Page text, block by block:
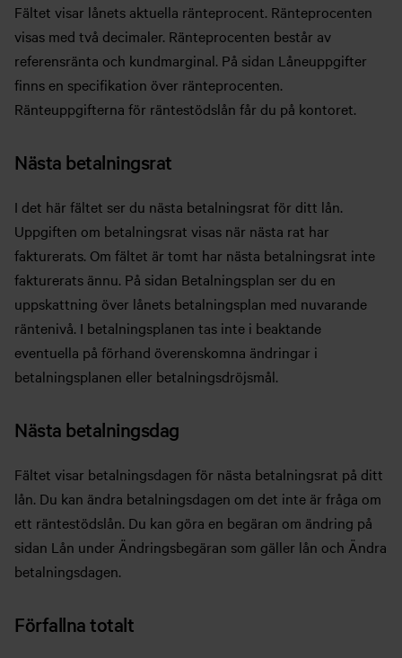
Fältet visar lånets aktuella ränteprocent. Ränteprocenten
visas med två decimaler. Ränteprocenten består av
referensränta och kundmarginal. På sidan Låneuppgifter
finns en specifikation över ränteprocenten.
Ränteuppgifterna för räntestödslån får du på kontoret.
Nästa betalningsrat
I det här fältet ser du nästa betalningsrat för ditt lån.
Uppgiften om betalningsrat visas när nästa rat har
fakturerats. Om fältet är tomt har nästa betalningsrat inte
fakturerats ännu. På sidan Betalningsplan ser du en
uppskattning över lånets betalningsplan med nuvarande
räntenivå. I betalningsplanen tas inte i beaktande
eventuella på förhand överenskomna ändringar i
betalningsplanen eller betalningsdröjsmål.
Nästa betalningsdag
Fältet visar betalningsdagen för nästa betalningsrat på ditt
lån. Du kan ändra betalningsdagen om det inte är fråga om
ett räntestödslån. Du kan göra en begäran om ändring på
sidan Lån under Ändringsbegäran som gäller lån och Ändra
betalningsdagen.
Förfallna totalt